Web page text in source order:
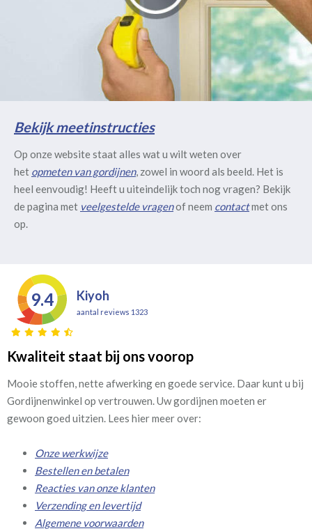
Bekijk meetinstructies
Op onze website staat alles wat u wilt weten over
het opmeten van gordijnen, zowel in woord als beeld. Het is
heel eenvoudig! Heeft u uiteindelijk toch nog vragen? Bekijk
de pagina met veelgestelde vragenof neem contactmet ons
op.
9.4 Kiyoh
aantal reviews 1323
Kwaliteit staat bij ons voorop
Mooie stoffen, nette afwerking en goede service. Daar kunt u bij
Gordijnenwinkel op vertrouwen. Uw gordijnen moeten er
gewoon goed uitzien. Lees hier meer over:
Onze werkwijze
Bestellen en betalen
Reacties van onze klanten
Verzending en levertijd
Algemene voorwaarden